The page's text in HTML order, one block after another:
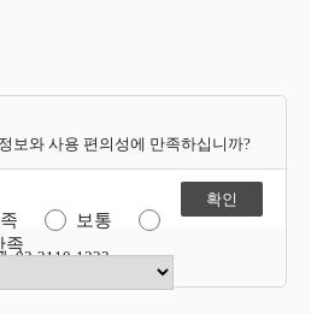
보와 사용 편의성에 만족하십니까?
보통
족
02-2110-1323